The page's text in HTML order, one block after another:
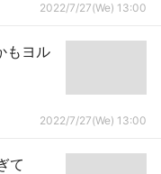
2022/7/27(We) 13:00
もヨル
2022/7/27(We) 13:00
て